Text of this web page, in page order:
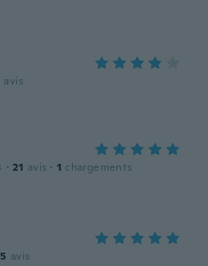
avis
· 21 avis · 1 chargements
avis